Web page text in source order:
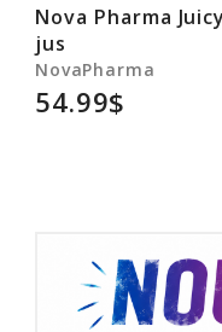
Nova Pharma
jus
NovaPharma
54.99$